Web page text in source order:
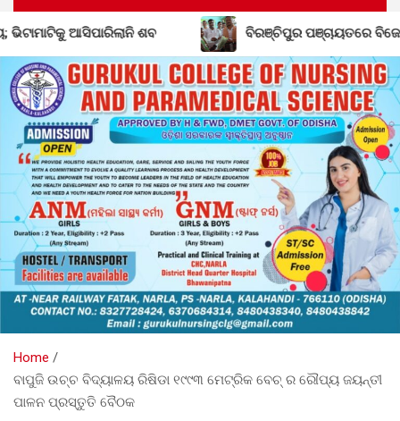
ବିରଞ୍ଚିପୁର ପଞ୍ଚାୟତରେ ବିଜେଡିର ଶକ୍ତି ବୃଦ୍ଧି; ବିଜେପି ଛାଡ଼ିଲେ
Home
ବାପୁଜି ଉଚ୍ଚ ବିଦ୍ୟାଳୟ ରିଷିଡା ୧୯୯୩ ମେଟ୍ରିକ ବେଚ୍ ର ରୌପ୍ୟ ଜୟନ୍ତୀ
ପାଳନ ପ୍ରସ୍ତୁତି ବୈଠକ